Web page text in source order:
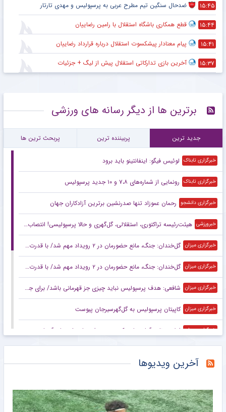
۱۵:۴۵ ضدحال سنگین تیم مطرح عربی به پرسپولیس و مهدی تارتار
۱۵:۴۴ قطع همکاری باشگاه استقلال با رامین رضاییان
۱۵:۴۱ پیام معنادار پیشکسوت استقلال درباره قرارداد رضاییان
۱۵:۳۷ آخرین بازی تدارکاتی استقلال پیش از لیگ + جزئیات
برترین ها از دیگر رسانه های ورزشی
جدید ترین پربیننده ترین پربحث ترین ها
خبرگزاری تابناک لوئیس فیگو: اینفانتینو باید برود
خبرگزاری تابناک رونمایی از شماره‌های ۷،۸ و ۱۰ جدید پرسپولیس
خبرگزاری دانشجو رحمان عموزاد تنها صدرنشین برترین آزادکاران جهان
خبرورزشی هیئت‌رئیسه تراکتوری، استقلالی، گل‌گهری و حالا پرسپولیسی! انتصاب‌های عجیب در باشگاه‌های خاص؛ فدراسیون حتما جوابگو باشد
خبرگزاری میزان گل‌خندان: جنگ، مانع حضورمان در ۲ رویداد مهم شد/ با قدرت برای بازی‌های آسیایی و سهمیه المپیک می‌جنگیم
خبرگزاری میزان گل‌خندان: جنگ، مانع حضورمان در ۲ رویداد مهم شد/ با قدرت برای بازی‌های آسیایی و سهمیه المپیک می‌جنگیم
خبرگزاری میزان شافعی: هدف پرسپولیس نباید چیزی جز قهرمانی باشد/ برای جام ملت‌ها باید از برخی چهره‌ها عبور کنیم
خبرگزاری میزان کاپیتان پرسپولیس به گل‌گهرسیرجان پیوست
خبرگزاری میزان اعلام برنامه آماده‌سازی کره‌جنوبی برای جام ملت‌های آسیا بدون سرمربی
باشگاه خبرنگاران جوان ناکامی مجدد استقلال در باز کردن پنجره نقل و انتقالاتی
آخرین ویدیوها